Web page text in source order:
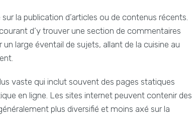
la publication d’articles ou de contenus récents.
d’y trouver une section de commentaires
large éventail de sujets, allant de la cuisine au
vaste qui inclut souvent des pages statiques
en ligne. Les sites internet peuvent contenir des
plus diversifié et moins axé sur la